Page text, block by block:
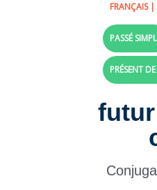
FRANÇAIS|
PASSÉ
PRÉSENT